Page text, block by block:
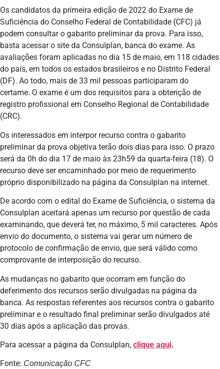
Os candidatos da primeira edição de 2022 do Exame de
Suficiência do Conselho Federal de Contabilidade (CFC) já
podem consultar o gabarito preliminar da prova. Para isso,
basta acessar o site da Consulplan, banca do exame. As
avaliações foram aplicadas no dia 15 de maio, em 118 cidades
do país, em todos os estados brasileiros e no Distrito Federal
(DF). Ao todo, mais de 33 mil pessoas participaram do
certame. O exame é um dos requisitos para a obtenção de
registro profissional em Conselho Regional de Contabilidade
(CRC).
Os interessados em interpor recurso contra o gabarito
preliminar da prova objetiva terão dois dias para isso. O prazo
será da 0h do dia 17 de maio às 23h59 da quarta-feira (18). O
recurso deve ser encaminhado por meio de requerimento
próprio disponibilizado na página da Consulplan na internet.
De acordo com o edital do Exame de Suficiência, o sistema da
Consulplan aceitará apenas um recurso por questão de cada
examinando, que deverá ter, no máximo, 5 mil caracteres. Após
envio do documento, o sistema vai gerar um número de
protocolo de confirmação de envio, que será válido como
comprovante de interposição do recurso.
As mudanças no gabarito que ocorram em função do
deferimento dos recursos serão divulgadas na página da
banca. As respostas referentes aos recursos contra o gabarito
preliminar e o resultado final preliminar serão divulgados até
30 dias após a aplicação das provas.
Para acessar a página da Consulplan, clique aqui.
Fonte: Comunicação CFC